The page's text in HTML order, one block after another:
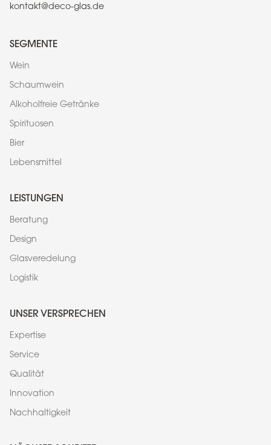
kontakt@deco-glas.de
SEGMENTE
Wein
Schaumwein
Alkoholfreie Getränke
Spirituosen
Bier
Lebensmittel
LEISTUNGEN
Beratung
Design
Glasveredelung
Logistik
UNSER VERSPRECHEN
Expertise
Service
Qualität
Innovation
Nachhaltigkeit